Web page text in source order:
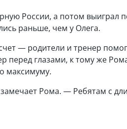
России, а потом
раньше, чем у Олега.
— родители и тренер
глазами, к тому же
максимуму.
Рома. — Ребятам с